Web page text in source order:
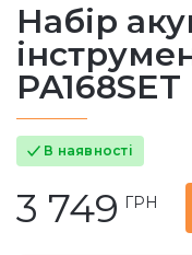
Набір
В наявності
3 749 ГРН